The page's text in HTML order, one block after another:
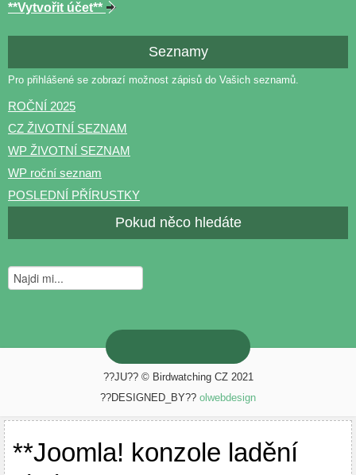
**Vytvořit účet**
Seznamy
Pro přihlášené se zobrazí možnost zápisů do Vašich seznamů.
ROČNÍ 2025
CZ ŽIVOTNÍ SEZNAM
WP ŽIVOTNÍ SEZNAM
WP roční seznam
POSLEDNÍ PŘÍRUSTKY
Pokud něco hledáte
??JU?? © Birdwatching CZ 2021
??DESIGNED_BY?? olwebdesign
**Joomla! konzole ladění